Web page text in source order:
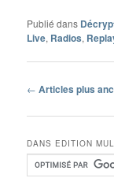
Publié dans
Live, Radios,
Navigation
articles
← Articles plus
DANS EDITION